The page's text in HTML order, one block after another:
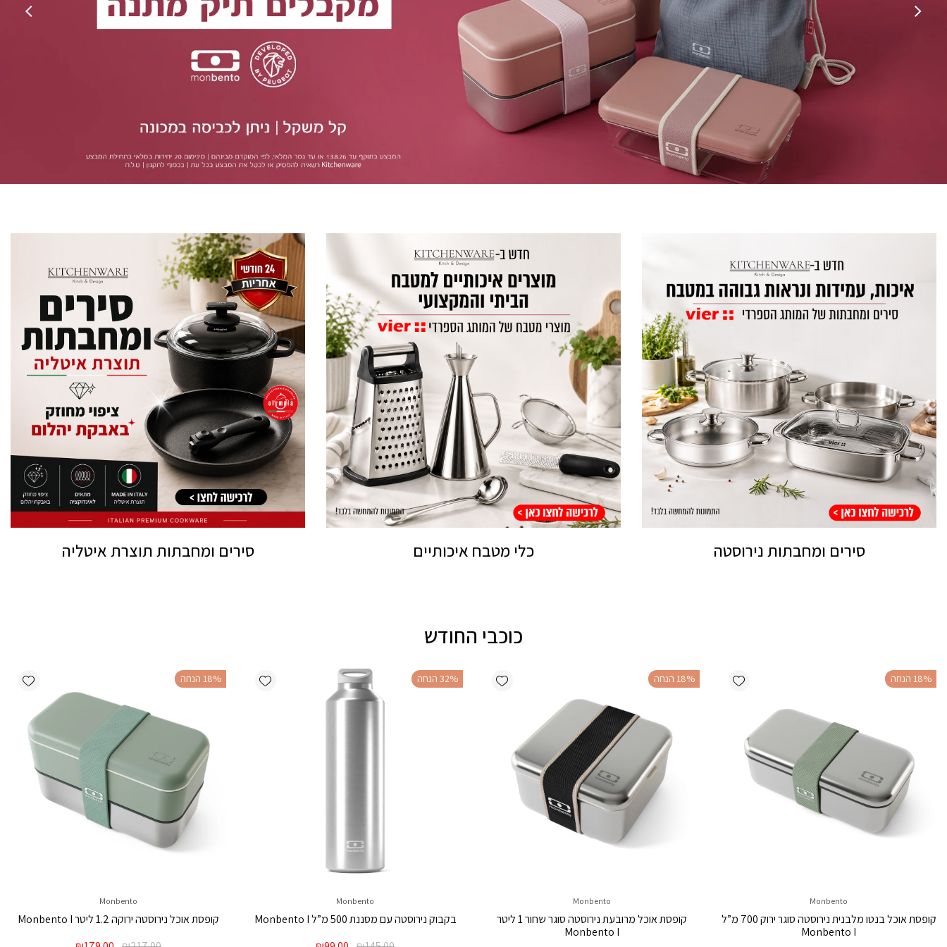
סירים ומחבתות נירוסטה כלי מטבח איכותיים סירים ומחבתות תוצרת איטליה
כוכבי החודש
Add wishlist ‫18% הנחה
Monbento
קופסת אוכל בנטו מלבנית נירוסטה סוגר ירוק 700 מ”ל
Monbento I
Add wishlist ‫18% הנחה
Monbento
קופסת אוכל מרובעת נירוסטה סוגר שחור 1 ליטר
Monbento I
Add wishlist ‫32% הנחה
Monbento
בקבוק נירוסטה עם מסננת 500 מ”ל Monbento I
‫18% הנחה
Monbento
קופסת אוכל נירוסטה ירוקה 1.2 ליטר Monbento I